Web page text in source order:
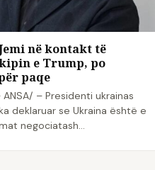
në kontakt të
e Trump, po
paqe
ANSA/ – Presidenti ukrainas
deklaruar se Ukraina është e
negociatash…